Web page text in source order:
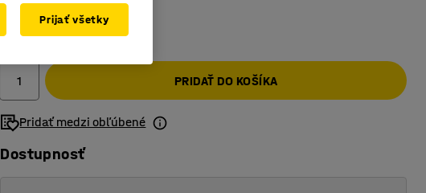
285,- €(2,85 €/ks)
PRIDAŤ DO KOŠÍKA
Pridať medzi obľúbené
Dostupnosť
Prijať všetky